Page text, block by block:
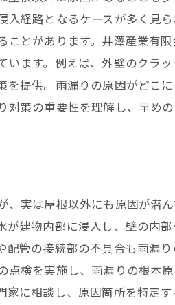
港区・中川区など名古屋市
経路となるケースが多く見
とがあります。井澤産業有
ます。例えば、外壁のクラ
提供。雨漏りの原因がどこ
策の重要性を理解し、早めの
実は屋根以外にも原因が潜
建物内部に浸入し、壁の内
管の接続部の不具合も雨漏
検を実施し、雨漏りの根本
に相談し、原因箇所を特定